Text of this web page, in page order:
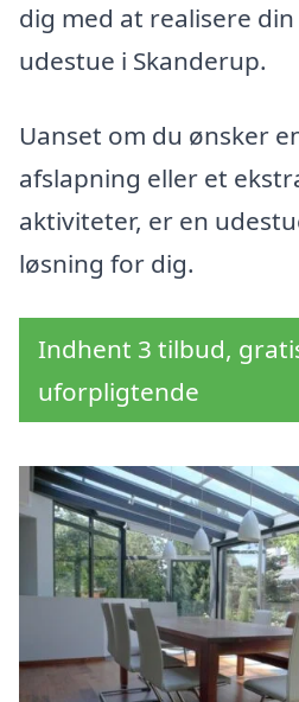
dig med at realisere
udestue i Skanderup.
Uanset om du ønsker
afslapning eller et
aktiviteter, er en
løsning for dig.
Indhent 3 tilbud,
uforpligtende